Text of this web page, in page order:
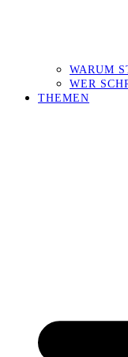
WARUM
WER
THEMEN